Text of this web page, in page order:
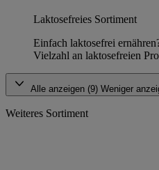
Laktosefreies Sortiment
Einfach laktosefrei
Vielzahl an laktosefreien
Alle anzeigen (9) Weniger
Weiteres Sortiment